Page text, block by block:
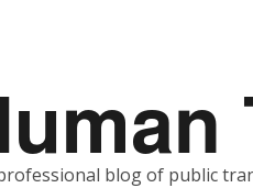
blog of public